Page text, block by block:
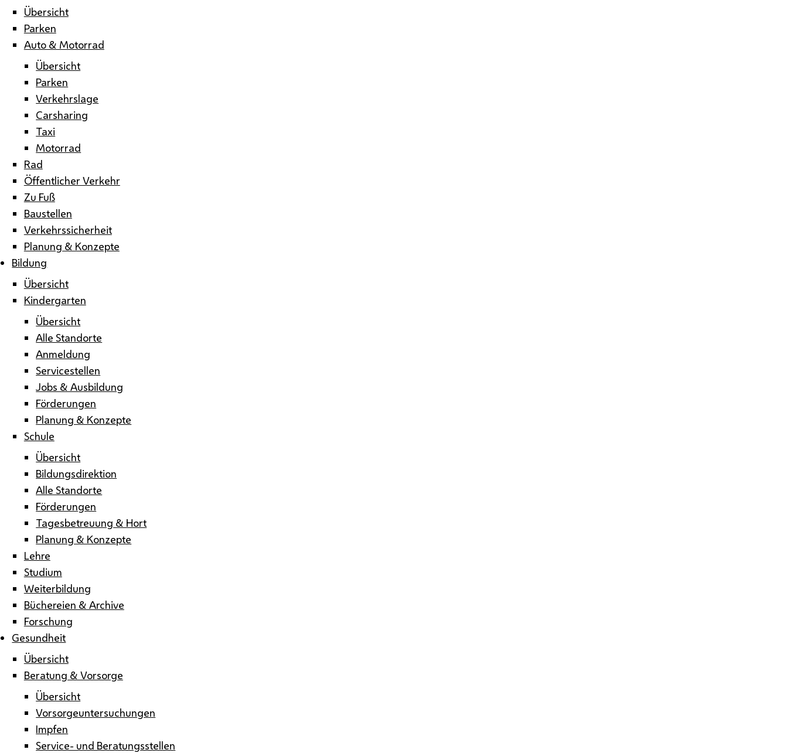
Übersicht
Parken
Auto & Motorrad
Übersicht
Parken
Verkehrslage
Carsharing
Taxi
Motorrad
Rad
Öffentlicher Verkehr
Zu Fuß
Baustellen
Verkehrssicherheit
Planung & Konzepte
Bildung
Übersicht
Kindergarten
Übersicht
Alle Standorte
Anmeldung
Servicestellen
Jobs & Ausbildung
Förderungen
Planung & Konzepte
Schule
Übersicht
Bildungsdirektion
Alle Standorte
Förderungen
Tagesbetreuung & Hort
Planung & Konzepte
Lehre
Studium
Weiterbildung
Büchereien & Archive
Forschung
Gesundheit
Übersicht
Beratung & Vorsorge
Übersicht
Vorsorgeuntersuchungen
Impfen
Service- und Beratungsstellen